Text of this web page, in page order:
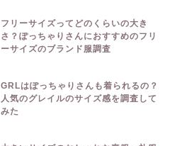
フリーサイズってどのくらいの大き
さ？ぽっちゃりさんにおすすめのフリ
ーサイズのブランド服調査
GRLはぽっちゃりさんも着られるの？
人気のグレイルのサイズ感を調査して
みた